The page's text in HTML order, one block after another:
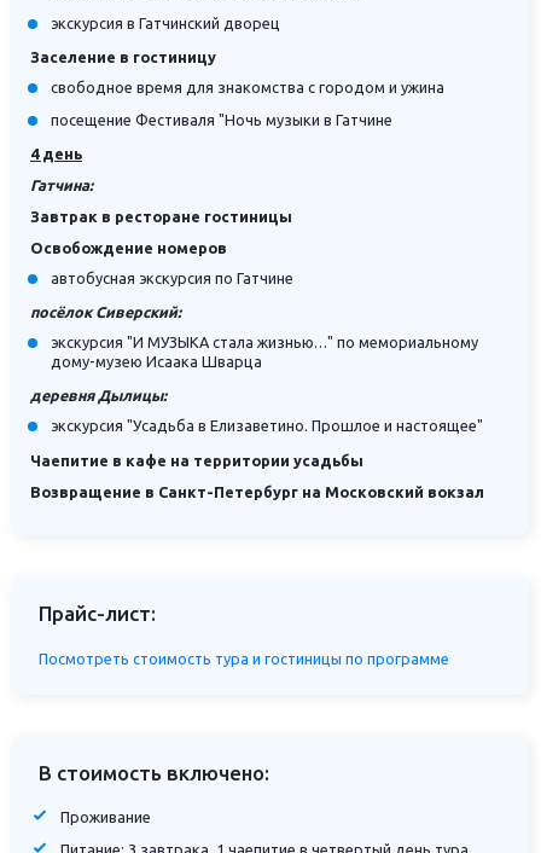
экскурсия в Гатчинский дворец
Заселение в гостиницу
свободное время для знакомства с городом и ужина
посещение Фестиваля "Ночь музыки в Гатчине
4 день
Гатчина:
Завтрак в ресторане гостиницы
Освобождение номеров
автобусная экскурсия по Гатчине
посёлок Сиверский:
экскурсия "И МУЗЫКА стала жизнью…" по мемориальному
дому-музею Исаака Шварца
деревня Дылицы:
экскурсия "Усадьба в Елизаветино. Прошлое и настоящее"
Чаепитие в кафе на территории усадьбы
Возвращение в Санкт-Петербург на Московский вокзал
Прайс-лист:
Посмотреть стоимость тура и гостиницы по программе
В стоимость включено:
Проживание